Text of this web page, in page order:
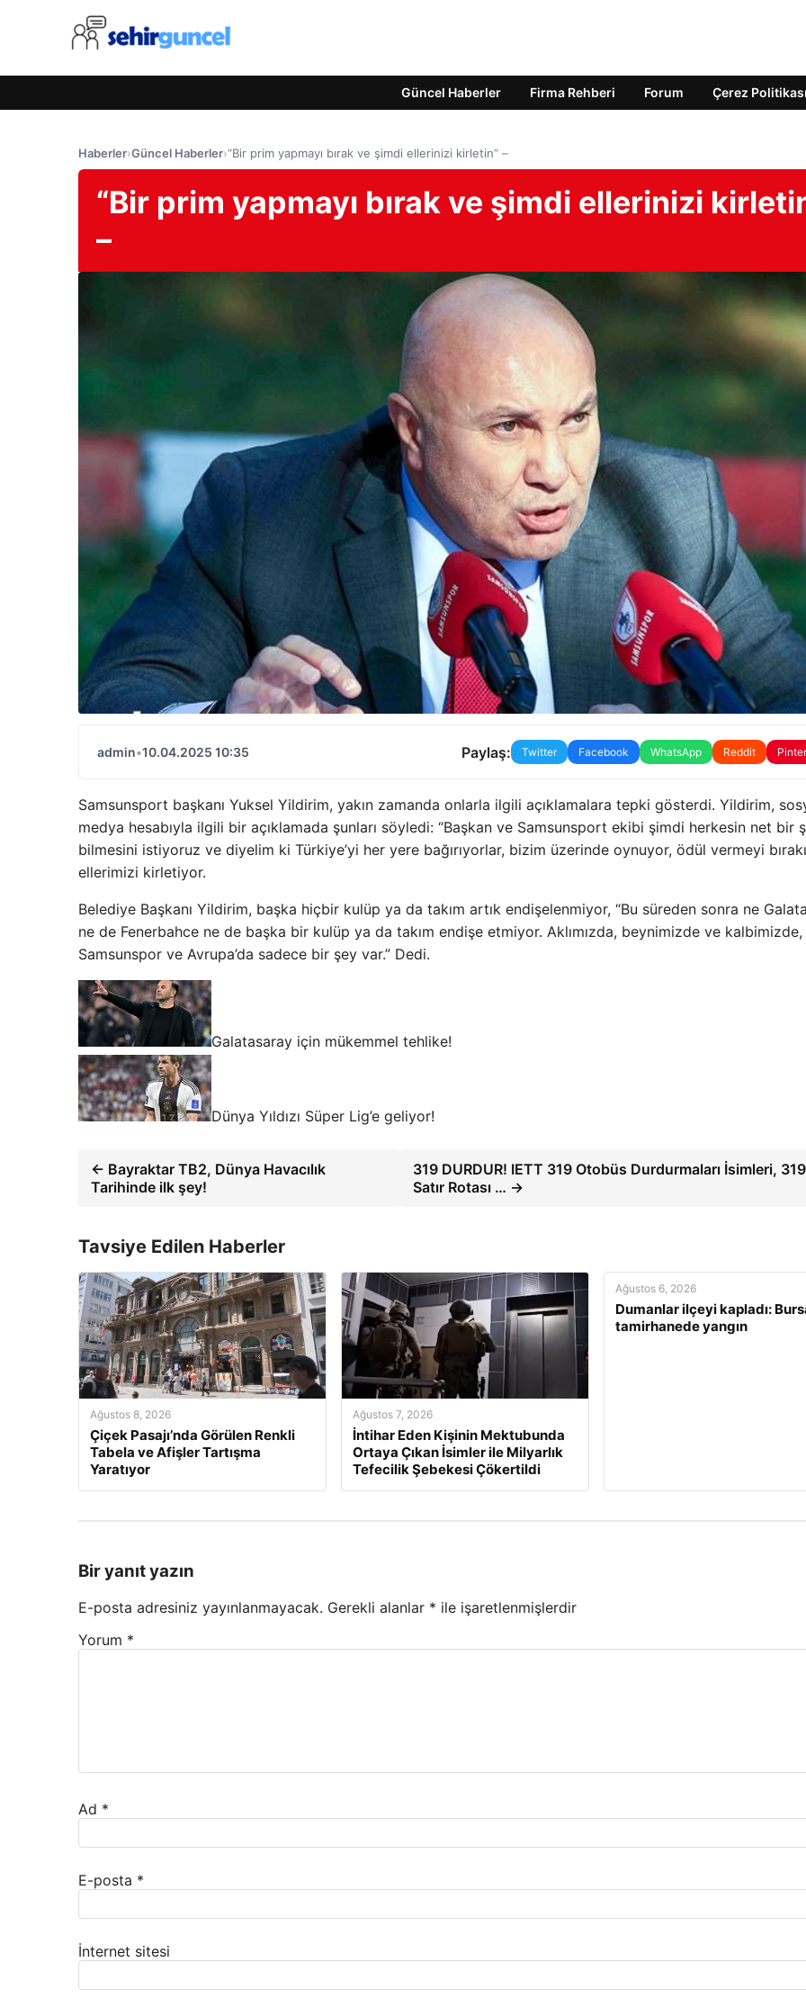
Güncel Haberler Firma Rehberi Forum Çerez Politikası
Haberler›Güncel Haberler›“Bir prim yapmayı bırak ve şimdi ellerinizi kirletin” –
“Bir prim yapmayı bırak ve şimdi ellerinizi
–
admin•10.04.2025 10:35 Paylaş: Twitter Facebook WhatsApp Reddit
Samsunsport başkanı Yuksel Yildirim, yakın zamanda onlarla ilgili açıklamalara tepki gösterdi. Yildirim,
medya hesabıyla ilgili bir açıklamada şunları söyledi: “Başkan ve Samsunsport ekibi şimdi herkesin net bir
bilmesini istiyoruz ve diyelim ki Türkiye’yi her yere bağırıyorlar, bizim üzerinde oynuyor, ödül vermeyi
ellerimizi kirletiyor.
Belediye Başkanı Yildirim, başka hiçbir kulüp ya da takım artık endişelenmiyor, “Bu süreden sonra ne
ne de Fenerbahce ne de başka bir kulüp ya da takım endişe etmiyor. Aklımızda, beynimizde ve kalbimizde,
Samsunspor ve Avrupa’da sadece bir şey var.” Dedi.
Galatasaray için mükemmel tehlike!
Dünya Yıldızı Süper Lig’e geliyor!
← Bayraktar TB2, Dünya Havacılık
Tarihinde ilk şey!
319 DURDUR! IETT 319 Otobüs Durdurmaları İsimleri, 319
Satır Rotası … →
Tavsiye Edilen Haberler
Ağustos 8, 2026
Çiçek Pasajı’nda Görülen Renkli
Tabela ve Afişler Tartışma
Yaratıyor
Ağustos 7, 2026
İntihar Eden Kişinin Mektubunda
Ortaya Çıkan İsimler ile Milyarlık
Tefecilik Şebekesi Çökertildi
Ağustos 6, 2026
Dumanlar ilçeyi kapladı:
tamirhanede yangın
Bir yanıt yazın
E-posta adresiniz yayınlanmayacak. Gerekli alanlar * ile işaretlenmişlerdir
Yorum *
Ad *
E-posta *
İnternet sitesi